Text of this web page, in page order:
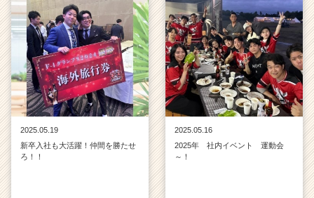
2025.05.19
新卒入社も大活躍！仲間を勝たせ
ろ！！
2025.05.16
2025年 社内イベント 運動会
～！